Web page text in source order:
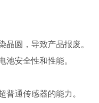
晶圆，导致产品报废。
池安全性和性能。
普通传感器的能力。